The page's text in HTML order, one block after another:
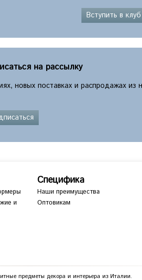
Вступить в клуб
на рассылку
новых поставках и распродажах из
и
Специфика
Наши преимущества
Оптовикам
предметы декора и интерьера из Италии.